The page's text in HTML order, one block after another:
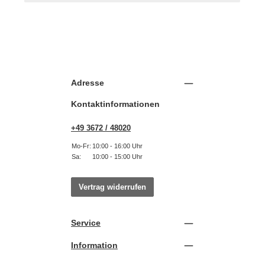
Adresse
Kontaktinformationen
+49 3672 / 48020
Mo-Fr: 10:00 - 16:00 Uhr
Sa:
10:00 - 15:00 Uhr
Vertrag widerrufen
Service
Information